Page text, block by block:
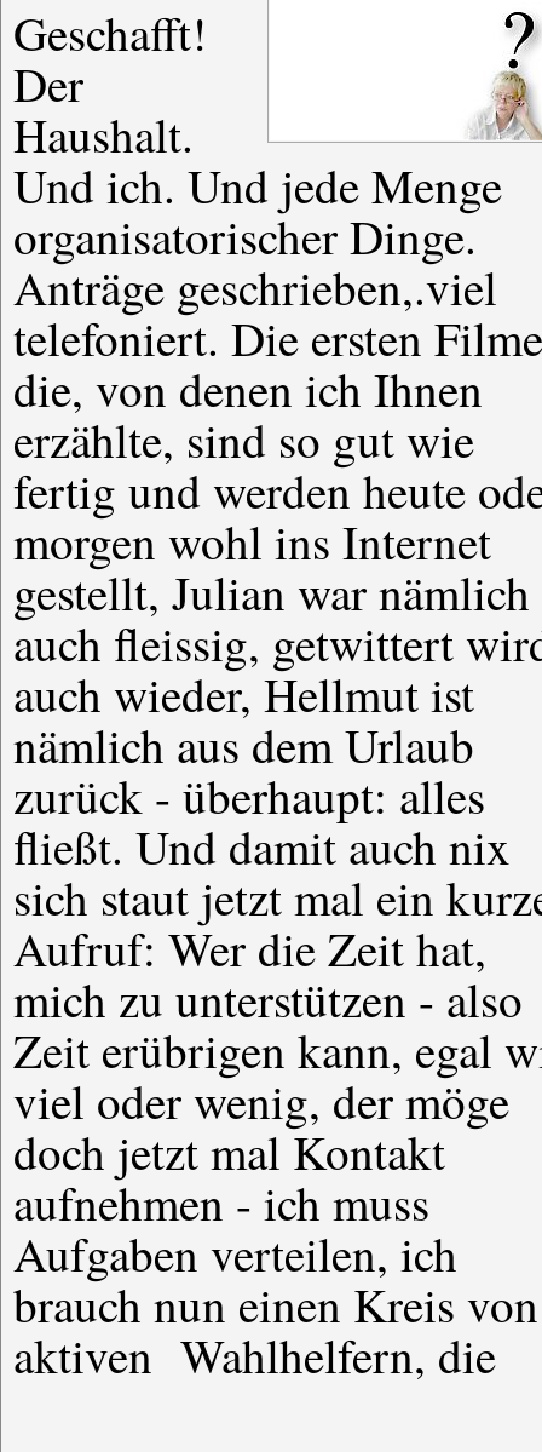
Geschafft!
Der
Haushalt.
Und ich. Und jede Menge
organisatorischer Dinge.
Anträge geschrieben,.viel
telefoniert. Die ersten
die, von denen ich Ihnen
erzählte, sind so gut wie
fertig und werden heute
morgen wohl ins Internet
gestellt, Julian war nämlich
auch fleissig, getwittert
auch wieder, Hellmut ist
nämlich aus dem Urlaub
zurück - überhaupt: alles
fließt. Und damit auch nix
sich staut jetzt mal ein
Aufruf: Wer die Zeit hat,
mich zu unterstützen - also
Zeit erübrigen kann, egal
viel oder wenig, der möge
doch jetzt mal Kontakt
aufnehmen - ich muss
Aufgaben verteilen, ich
brauch nun einen Kreis von
aktiven Wahlhelfern, die